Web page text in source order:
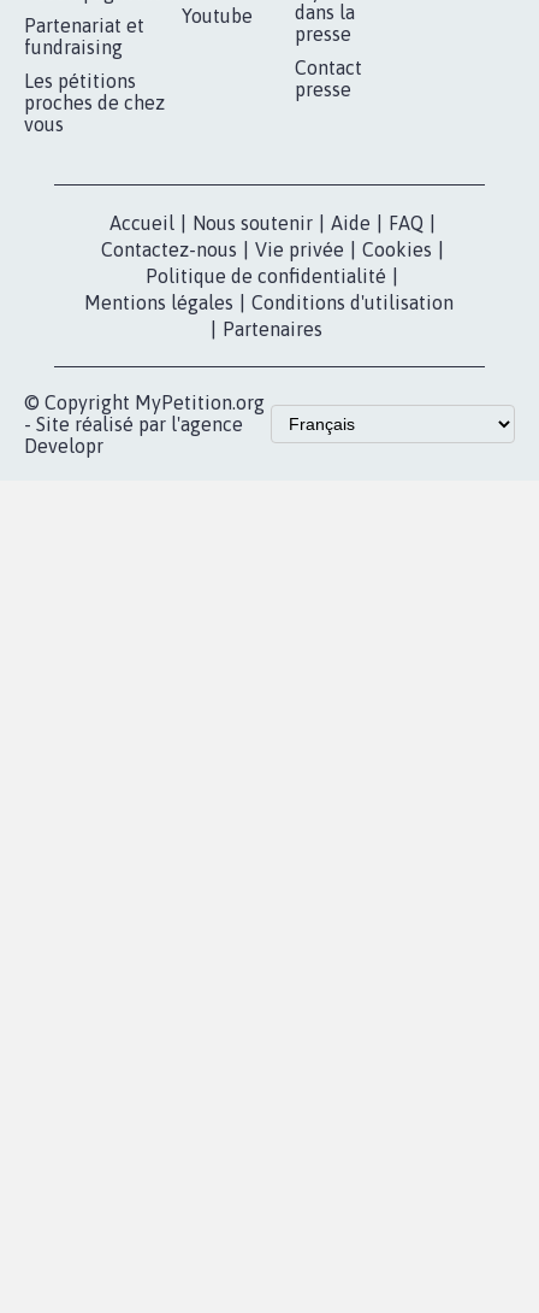
Partenariat et
fundraising
Les pétitions
proches de chez
vous
Youtube
dans la
presse
Contact
presse
Accueil Nous soutenir Aide FAQ
Contactez-nous
Vie privée Cookies
Politique de confidentialité
Mentions légales
Conditions d'utilisation
Partenaires
© Copyright MyPetition.org
- Site réalisé par l'agence
Developr